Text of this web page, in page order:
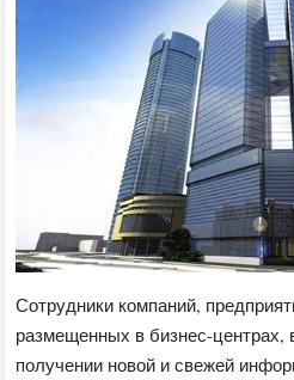
Сотрудники компаний,
размещенных в бизнес-центрах,
получении новой и свежей